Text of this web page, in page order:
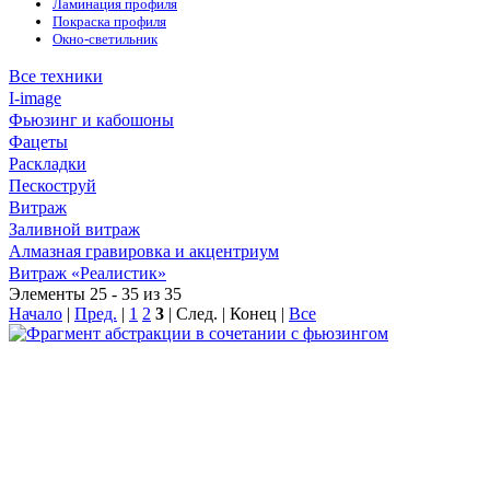
Ламинация профиля
Покраска профиля
Окно-светильник
Все техники
I-image
Фьюзинг и кабошоны
Фацеты
Раскладки
Пескоструй
Витраж
Заливной витраж
Алмазная гравировка и акцентриум
Витраж «Реалистик»
Элементы 25 - 35 из 35
Начало | Пред. | 1 2 3 | След. | Конец | Все